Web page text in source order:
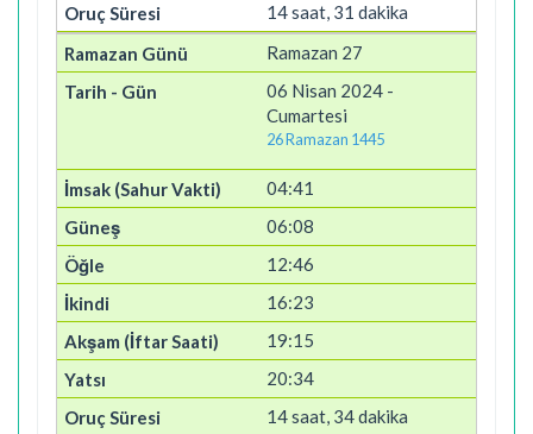
14 saat, 31 dakika
Ramazan 27
06 Nisan 2024 -
Cumartesi
26 Ramazan 1445
04:41
06:08
12:46
16:23
19:15
20:34
14 saat, 34 dakika